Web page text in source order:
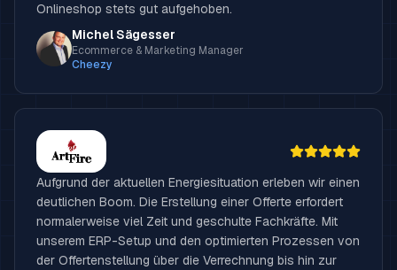
Onlineshop stets gut aufgehoben.
Michel Sägesser
Ecommerce & Marketing Manager
Cheezy
Aufgrund der aktuellen Energiesituation erleben wir einen
deutlichen Boom. Die Erstellung einer Offerte erfordert
normalerweise viel Zeit und geschulte Fachkräfte. Mit
unserem ERP-Setup und den optimierten Prozessen von
der Offertenstellung über die Verrechnung bis hin zur